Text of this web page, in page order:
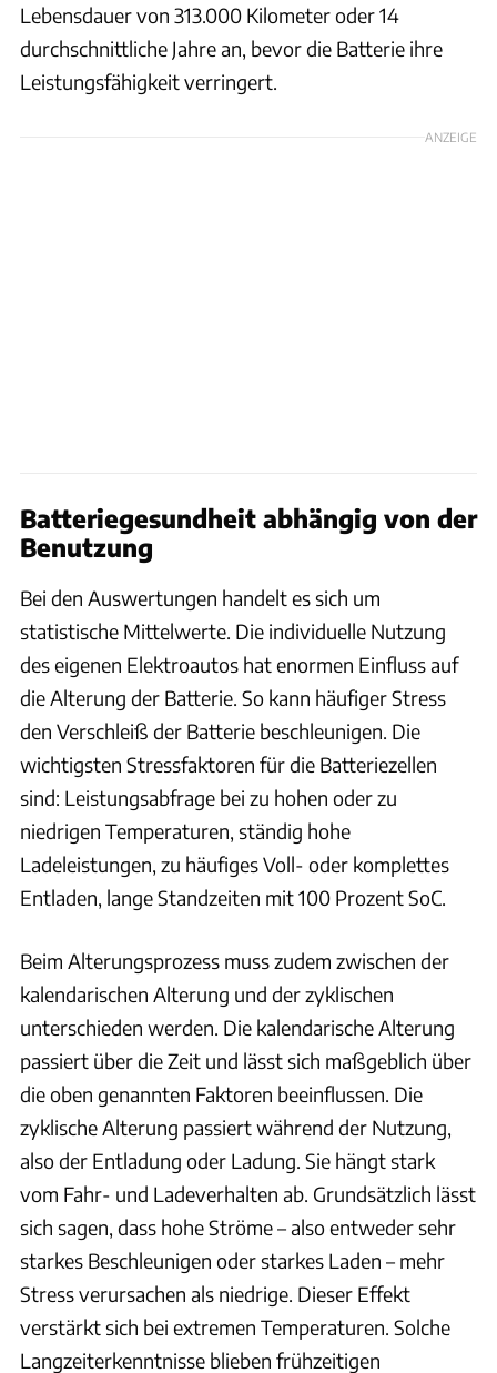
Lebensdauer von 313.000 Kilometer oder 14
durchschnittliche Jahre an, bevor die Batterie ihre
Leistungsfähigkeit verringert.
ANZEIGE
Batteriegesundheit abhängig von der
Benutzung
Bei den Auswertungen handelt es sich um
statistische Mittelwerte. Die individuelle Nutzung
des eigenen Elektroautos hat enormen Einfluss auf
die Alterung der Batterie. So kann häufiger Stress
den Verschleiß der Batterie beschleunigen. Die
wichtigsten Stressfaktoren für die Batteriezellen
sind: Leistungsabfrage bei zu hohen oder zu
niedrigen Temperaturen, ständig hohe
Ladeleistungen, zu häufiges Voll- oder komplettes
Entladen, lange Standzeiten mit 100 Prozent SoC.
Beim Alterungsprozess muss zudem zwischen der
kalendarischen Alterung und der zyklischen
unterschieden werden. Die kalendarische Alterung
passiert über die Zeit und lässt sich maßgeblich über
die oben genannten Faktoren beeinflussen. Die
zyklische Alterung passiert während der Nutzung,
also der Entladung oder Ladung. Sie hängt stark
vom Fahr- und Ladeverhalten ab. Grundsätzlich lässt
sich sagen, dass hohe Ströme – also entweder sehr
starkes Beschleunigen oder starkes Laden – mehr
Stress verursachen als niedrige. Dieser Effekt
verstärkt sich bei extremen Temperaturen. Solche
Langzeiterkenntnisse blieben frühzeitigen